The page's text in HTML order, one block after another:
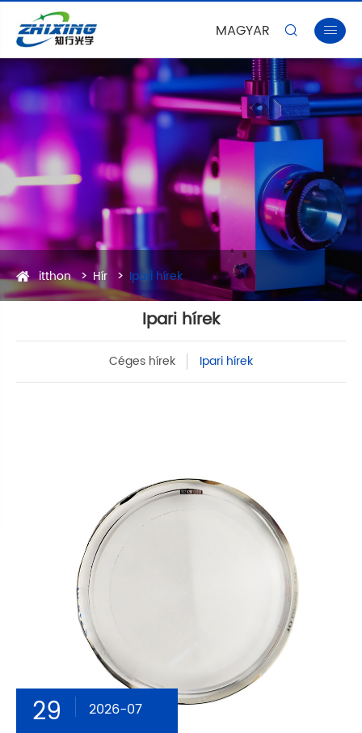
MAGYAR  
itthon Hír Ipari hírek
Ipari hírek
Céges hírek Ipari hírek
29 2026-07